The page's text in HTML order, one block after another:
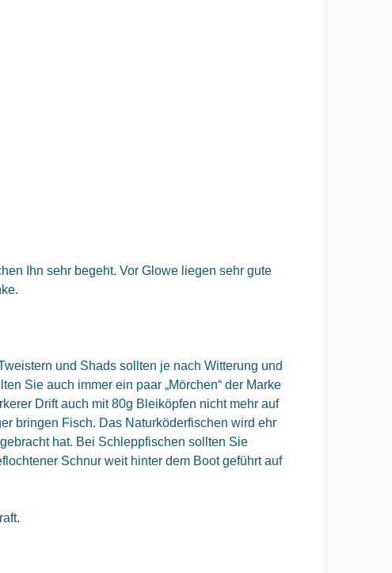
Ihn sehr begeht. Vor Glowe liegen sehr gute
und Shads sollten je nach Witterung und
Sie auch immer ein paar „Mörchen“ der Marke
Drift auch mit 80g Bleiköpfen nicht mehr auf
bringen Fisch. Das Naturköderfischen wird ehr
hat. Bei Schleppfischen sollten Sie
Schnur weit hinter dem Boot geführt auf